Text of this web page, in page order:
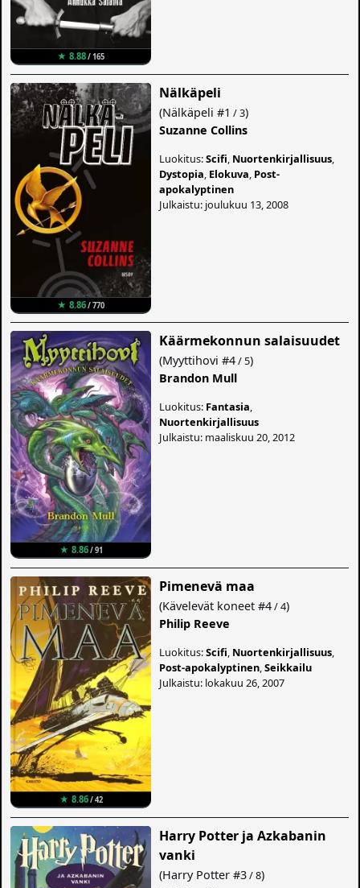
★ 8.88/ 165
★ 8.86/ 770
Nälkäpeli
(Nälkäpeli #1 / 3)
Suzanne Collins
Luokitus:Scifi Nuortenkirjallisuus
Dystopia Elokuva Post-
apokalyptinen
Julkaistu: joulukuu 13, 2008
★ 8.86/ 91
Käärmekonnun salaisuudet
(Myyttihovi #4/ 5)
Brandon Mull
Luokitus: Fantasia
Nuortenkirjallisuus
Julkaistu: maaliskuu 20, 2012
★ 8.86/ 42
Pimenevä maa
(Kävelevät koneet #4/ 4)
Philip Reeve
Luokitus:Scifi Nuortenkirjallisuus
Post-apokalyptinen ,Seikkailu
Julkaistu: lokakuu 26, 2007
Harry Potter ja Azkabanin
vanki
(Harry Potter #3/ 8)